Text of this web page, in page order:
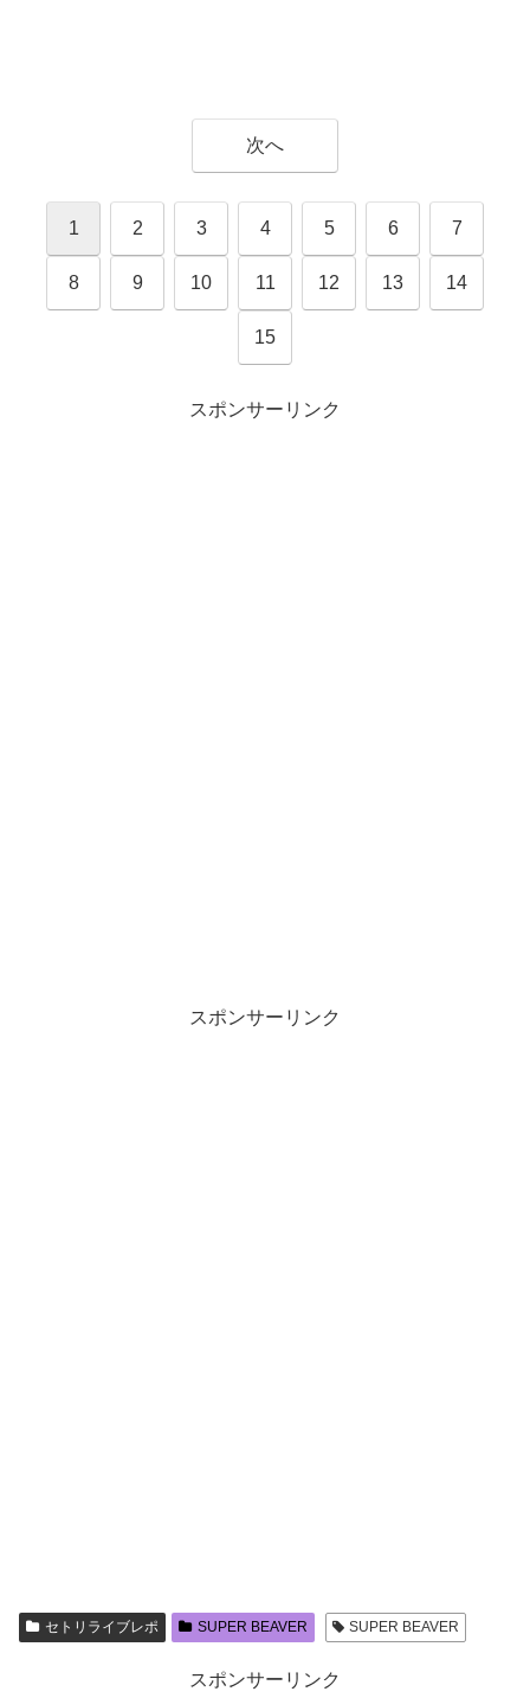
次へ
1 2 3 4 5 6 7
8 9 10 11 12 13 14
15
スポンサーリンク
スポンサーリンク
セトリライブレポ SUPER BEAVER SUPER BEAVER
スポンサーリンク